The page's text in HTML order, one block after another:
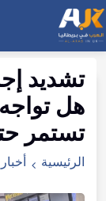
ابحث
في
الموقع
تشديد
هل تواجه
تستمر
الرئيسية